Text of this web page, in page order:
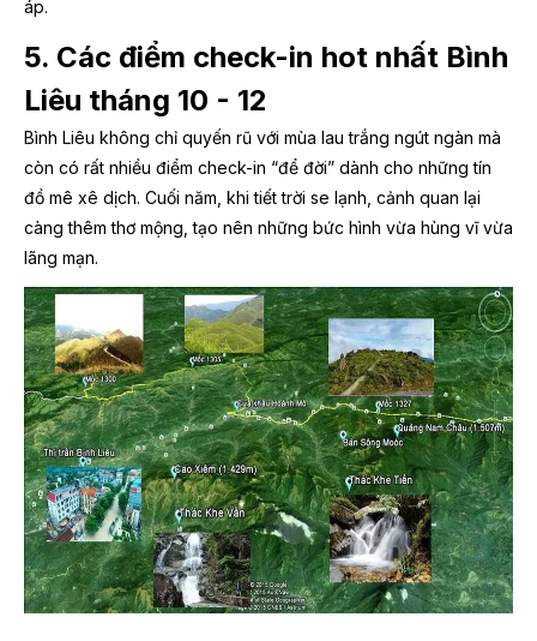
áp.
5. Các điểm check-in hot nhất Bình
Liêu tháng 10 - 12
Bình Liêu không chỉ quyến rũ với mùa lau trắng ngút ngàn mà
còn có rất nhiều điểm check-in “để đời” dành cho những tín
đồ mê xê dịch. Cuối năm, khi tiết trời se lạnh, cảnh quan lại
càng thêm thơ mộng, tạo nên những bức hình vừa hùng vĩ vừa
lãng mạn.